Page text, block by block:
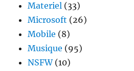
Materiel (33)
Microsoft (26)
Mobile (8)
Musique (95)
NSFW(10)